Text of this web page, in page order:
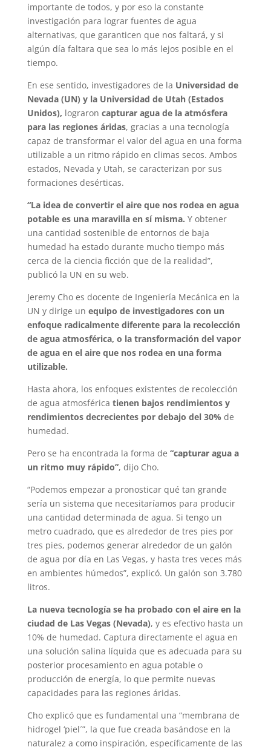
importante de todos, y por eso la constante
investigación para lograr fuentes de agua
alternativas, que garanticen que nos faltará, y si
algún día faltara que sea lo más lejos posible en el
tiempo.
En ese sentido, investigadores de la Universidad de
Nevada (UN) y la Universidad de Utah (Estados
Unidos), lograron capturar agua de la atmósfera
para las regiones áridas, gracias a una tecnología
capaz de transformar el valor del agua en una forma
utilizable a un ritmo rápido en climas secos. Ambos
estados, Nevada y Utah, se caracterizan por sus
formaciones desérticas.
“La idea de convertir el aire que nos rodea en agua
potable es una maravilla en sí misma. Y obtener
una cantidad sostenible de entornos de baja
humedad ha estado durante mucho tiempo más
cerca de la ciencia ficción que de la realidad”,
publicó la UN en su web.
Jeremy Cho es docente de Ingeniería Mecánica en la
UN y dirige un equipo de investigadores con un
enfoque radicalmente diferente para la recolección
de agua atmosférica, o la transformación del vapor
de agua en el aire que nos rodea en una forma
utilizable.
Hasta ahora, los enfoques existentes de recolección
de agua atmosférica tienen bajos rendimientos y
rendimientos decrecientes por debajo del 30% de
humedad.
Pero se ha encontrada la forma de “capturar agua a
un ritmo muy rápido”, dijo Cho.
“Podemos empezar a pronosticar qué tan grande
sería un sistema que necesitaríamos para producir
una cantidad determinada de agua. Si tengo un
metro cuadrado, que es alrededor de tres pies por
tres pies, podemos generar alrededor de un galón
de agua por día en Las Vegas, y hasta tres veces más
en ambientes húmedos”, explicó. Un galón son 3.780
litros.
La nueva tecnología se ha probado con el aire en la
ciudad de Las Vegas (Nevada), y es efectivo hasta un
10% de humedad. Captura directamente el agua en
una solución salina líquida que es adecuada para su
posterior procesamiento en agua potable o
producción de energía, lo que permite nuevas
capacidades para las regiones áridas.
Cho explicó que es fundamental una “membrana de
hidrogel ‘piel´”, la que fue creada basándose en la
naturalez a como inspiración, específicamente de las